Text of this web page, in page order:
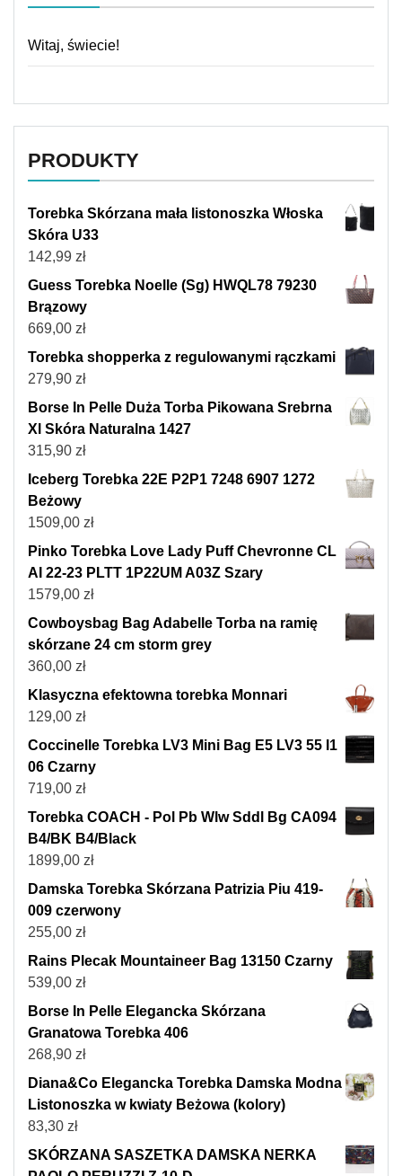
Witaj, świecie!
PRODUKTY
Torebka Skórzana mała listonoszka Włoska
Skóra U33
142,99 zł
Guess Torebka Noelle (Sg) HWQL78 79230
Brązowy
669,00 zł
Torebka shopperka z regulowanymi rączkami
279,90 zł
Borse In Pelle Duża Torba Pikowana Srebrna
Xl Skóra Naturalna 1427
315,90 zł
Iceberg Torebka 22E P2P1 7248 6907 1272
Beżowy
1509,00 zł
Pinko Torebka Love Lady Puff Chevronne CL
AI 22-23 PLTT 1P22UM A03Z Szary
1579,00 zł
Cowboysbag Bag Adabelle Torba na ramię
skórzane 24 cm storm grey
360,00 zł
Klasyczna efektowna torebka Monnari
129,00 zł
Coccinelle Torebka LV3 Mini Bag E5 LV3 55 I1
06 Czarny
719,00 zł
Torebka COACH - Pol Pb Wlw Sddl Bg CA094
B4/BK B4/Black
1899,00 zł
Damska Torebka Skórzana Patrizia Piu 419-
009 czerwony
255,00 zł
Rains Plecak Mountaineer Bag 13150 Czarny
539,00 zł
Borse In Pelle Elegancka Skórzana
Granatowa Torebka 406
268,90 zł
Diana&Co Elegancka Torebka Damska Modna
Listonoszka w kwiaty Beżowa (kolory)
83,30 zł
SKÓRZANA SASZETKA DAMSKA NERKA